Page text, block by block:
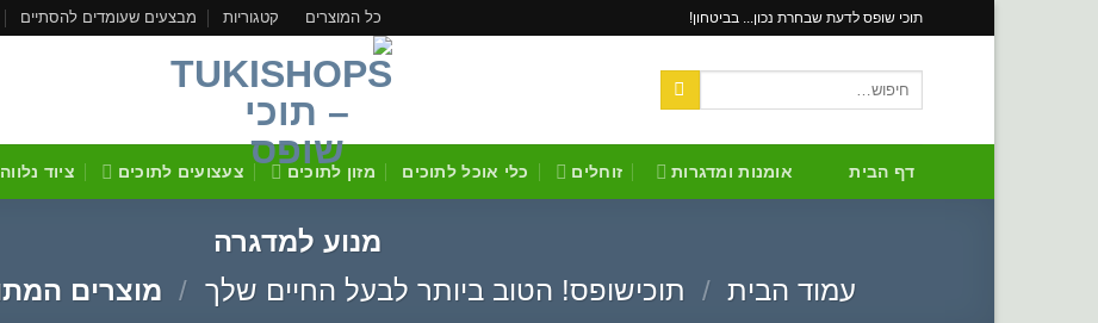
תוכי שופס לדעת שבחרת נכון... בביטחון! כל המוצרים קטגוריות מבצעים שעומדים להסתיים
דף הבית אומנות ומדגרות זוחלים כלי אוכל לתוכים מזון לתוכים צעצועים לתוכים ציוד
מנוע למדגרה
עמוד הבית / תוכישופס! הטוב ביותר לבעל החיים שלך / מוצרים